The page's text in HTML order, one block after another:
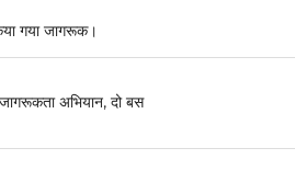
गया जागरूक।
अभियान, दो बस